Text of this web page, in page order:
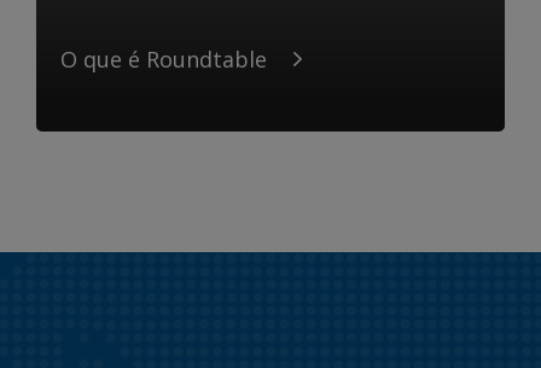
O que é Roundtable